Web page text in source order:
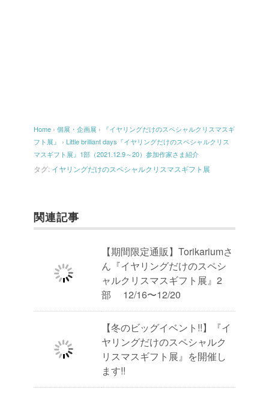
Home › 個展・企画展 ›
『イヤリングだけのスペシャルクリスマスギ
フト展』
› Little brilliant days『イヤリングだけのスペシャルクリス
マスギフト展』1部（2021.12.9～20）参加作家さま紹介
タグ: イヤリングだけのスペシャルクリスマスギフト展
関連記事
【期間限定通販】Torikariumさ
ん『イヤリングだけのスペシ
ャルクリスマスギフト展』2
部 12/16〜12/20
【冬のビッグイベント!!】『イ
ヤリングだけのスペシャルク
リスマスギフト展』を開催し
ます!!